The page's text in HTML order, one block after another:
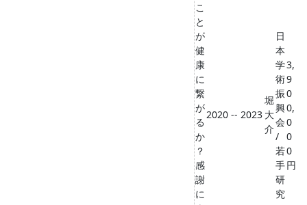
こ
と
が
健
康
に
繋
が
る
か
？
感
謝
に
2020 -- 2023
堀
大
介
日
本
学
術
振
興
会
/
若
手
研
究
3,
9
0
0,
0
0
0
円